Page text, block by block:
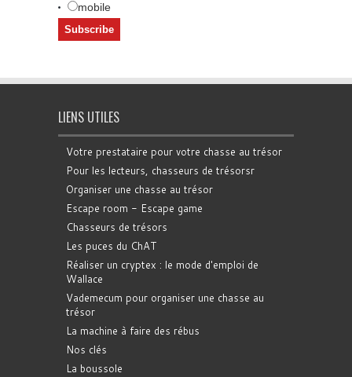
mobile
LIENS UTILES
Votre prestataire pour votre chasse au trésor
Pour les lecteurs, chasseurs de trésorsr
Organiser une chasse au trésor
Escape room - Escape game
Chasseurs de trésors
Les puces du ChAT
Réaliser un cryptex : le mode d'emploi de
Wallace
Vademecum pour organiser une chasse au
trésor
La machine à faire des rébus
Nos clés
La boussole